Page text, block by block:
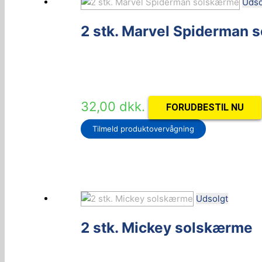
2 stk. Marvel Spiderman
32,00 dkk. FORUDBESTIL NU
Tilmeld produktovervågning
Udsolgt
2 stk. Mickey solskærme